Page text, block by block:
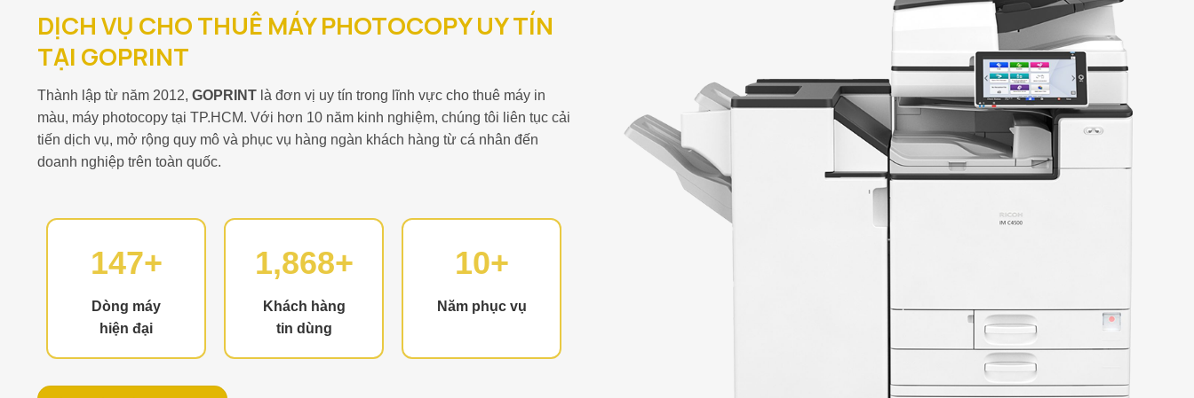
DỊCH VỤ CHO THUÊ MÁY PHOTOCOPY UY TÍN
TẠI GOPRINT
Thành lập từ năm 2012, GOPRINT là đơn vị uy tín trong lĩnh vực cho thuê máy in
màu, máy photocopy tại TP.HCM. Với hơn 10 năm kinh nghiệm, chúng tôi liên tục cải
tiến dịch vụ, mở rộng quy mô và phục vụ hàng ngàn khách hàng từ cá nhân đến
doanh nghiệp trên toàn quốc.
150
Dòng máy
hiện đại
2,000
Khách hàng
tin dùng
10
Năm phục vụ